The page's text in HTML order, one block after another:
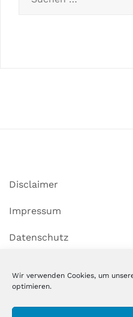
Wir verwenden Cookies, um
optimieren.
Disclaimer
Impressum
Datenschutz
Copyright MSM GmbH &